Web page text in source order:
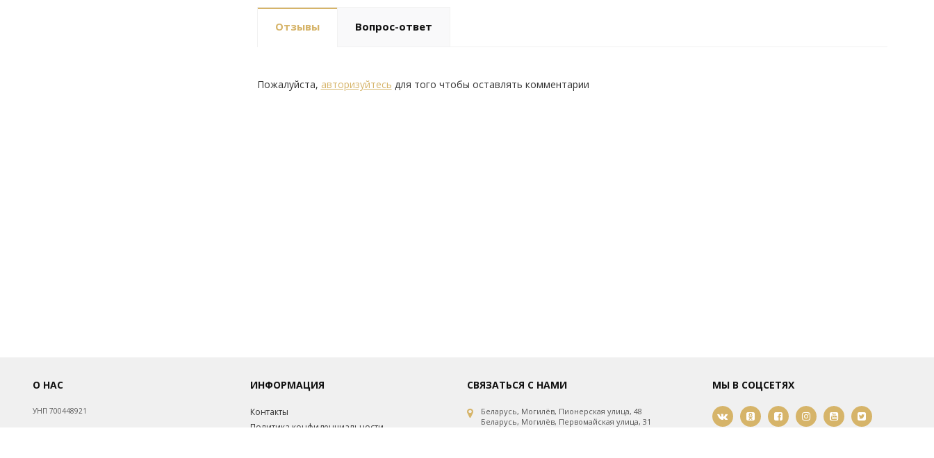
Отзывы Вопрос-ответ
Пожалуйста, авторизуйтесь для того чтобы оставлять комментарии
О НАС
УНП 700448921
ИНФОРМАЦИЯ
Контакты
Политика конфиденциальности
СВЯЗАТЬСЯ С НАМИ
Беларусь, Могилёв, Пионерская улица, 48
Беларусь, Могилёв, Первомайская улица, 31
МЫ В СОЦСЕТЯХ